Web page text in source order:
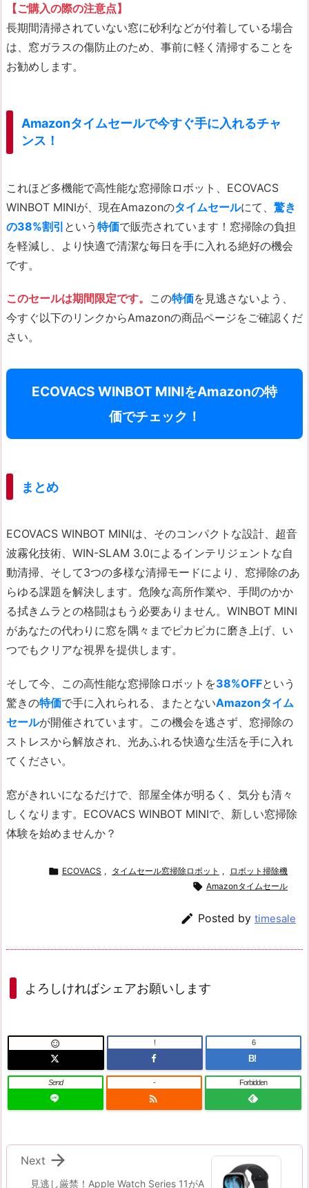
【ご購入の際の注意点】
長期間清掃されていない窓に砂利などが付着している場合
は、窓ガラスの傷防止のため、事前に軽く清掃することを
お勧めします。
Amazonタイムセールで今すぐ手に入れるチャ
ンス！
これほど多機能で高性能な窓掃除ロボット、ECOVACS
WINBOT MINIが、現在Amazonのタイムセールにて、 驚き
の38%割引 という 特価で販売されています！窓掃除の負担
を軽減し、より快適で清潔な毎日を手に入れる絶好の機会
です。
このセールは期間限定です。 この特価を見逃さないよう、
今すぐ以下のリンクからAmazonの商品ページをご確認くだ
さい。
ECOVACS WINBOT MINIをAmazonの特
価でチェック！
まとめ
ECOVACS WINBOT MINIは、そのコンパクトな設計、超音
波霧化技術、WIN-SLAM 3.0によるインテリジェントな自
動清掃、そして3つの多様な清掃モードにより、窓掃除のあ
らゆる課題を解決します。危険な高所作業や、手間のかか
る拭きムラとの格闘はもう必要ありません。WINBOT MINI
があなたの代わりに窓を隅々までピカピカに磨き上げ、い
つでもクリアな視界を提供します。
そして今、この高性能な窓掃除ロボットを38%OFFという
驚きの特価で手に入れられる、またとないAmazonタイム
セールが開催されています。この機会を逃さず、窓掃除の
ストレスから解放され、光あふれる快適な生活を手に入れ
てください。
窓がきれいになるだけで、部屋全体が明るく、気分も清々
しくなります。ECOVACS WINBOT MINIで、新しい窓掃除
体験を始めませんか？
 ECOVACS , タイムセール窓掃除ロボット , ロボット掃除機
 Amazonタイムセール
 Posted by timesale
よろしければシェアお願いします
 !
B!
6
Send

- Forbidden
見逃し厳禁！Apple Watch Series 11がA

Next